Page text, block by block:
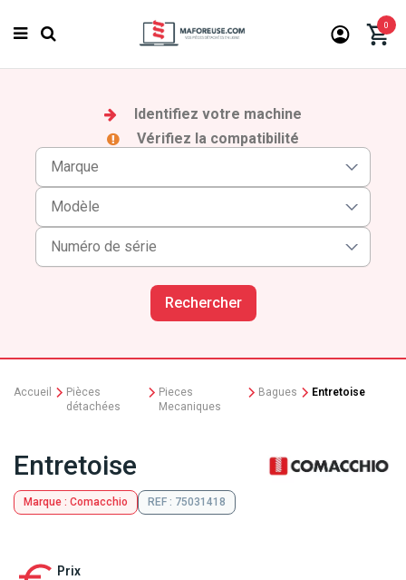
0
Identifiez votre machine
Vérifiez la compatibilité
Rechercher
Accueil
Pièces
détachées
Pieces
Mecaniques
Bagues Entretoise
Entretoise
Marque : Comacchio REF : 75031418
Prix